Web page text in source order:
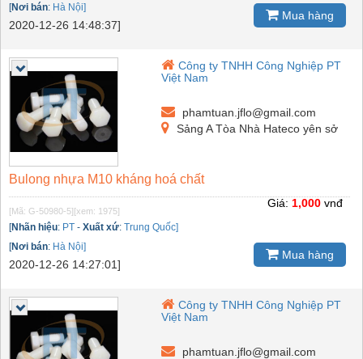
[Nơi bán: Hà Nội]
2020-12-26 14:48:37]
Mua hàng
Công ty TNHH Công Nghiệp PT
Việt Nam
phamtuan.jflo@gmail.com
Sảng A Tòa Nhà Hateco yên sở
Bulong nhựa M10 kháng hoá chất
[Mã: G-50980-5][xem: 1975]
[Nhãn hiệu: PT - Xuất xứ: Trung Quốc]
[Nơi bán: Hà Nội]
2020-12-26 14:27:01]
Giá: 1,000 vnđ
Mua hàng
Công ty TNHH Công Nghiệp PT
Việt Nam
phamtuan.jflo@gmail.com